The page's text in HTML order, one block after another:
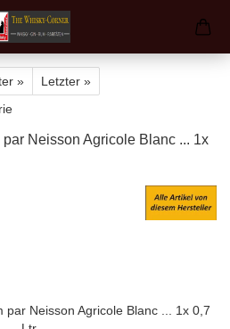
»
Letzter »
Neisson Agricole Blanc ... 1x